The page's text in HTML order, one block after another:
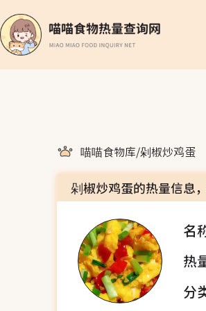
喵喵食物库/剁椒炒鸡蛋
剁椒炒鸡蛋的热量信息
名
热
分